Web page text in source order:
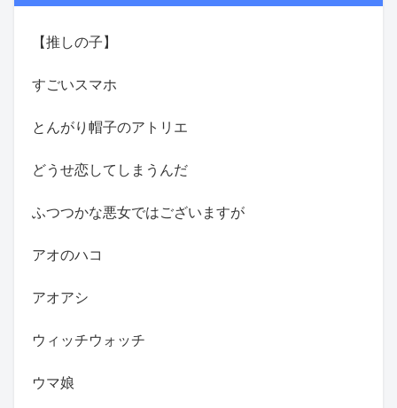
【推しの子】
すごいスマホ
とんがり帽子のアトリエ
どうせ恋してしまうんだ
ふつつかな悪女ではございますが
アオのハコ
アオアシ
ウィッチウォッチ
ウマ娘